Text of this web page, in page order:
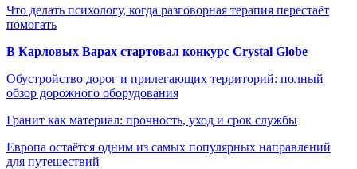
Что делать психологу, когда разговорная терапия перестаёт
помогать
В Карловых Варах стартовал конкурс Crystal Globe
Обустройство дорог и прилегающих территорий: полный
обзор дорожного оборудования
Гранит как материал: прочность, уход и срок службы
Европа остаётся одним из самых популярных направлений
для путешествий